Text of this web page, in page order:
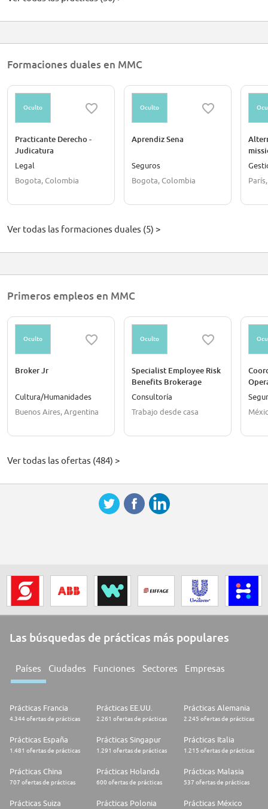
Formaciones duales en MMC
Oculto
Practicante Derecho -
Judicatura
Legal
Bogota, Colombia
Oculto
Aprendiz Sena
Seguros
Bogota, Colombia
Ver todas las formaciones duales (5) >
Primeros empleos en MMC
Oculto
Broker Jr
Cultura/Humanidades
Buenos Aires, Argentina
Oculto
Specialist Employee Risk
Benefits Brokerage
(Death/Disability) /
Risikoabsicherung
Consultoría
Trabajo desde casa
Ver todas las ofertas (484) >
Las búsquedas de prácticas más populares
Países Ciudades Funciones Sectores Empresas
Prácticas Francia
4.344 ofertas de prácticas
Prácticas EE.UU.
2.261 ofertas de prácticas
Prácticas Alemania
2.245 ofertas de prácticas
Prácticas España
1.481 ofertas de prácticas
Prácticas Singapur
1.291 ofertas de prácticas
Prácticas Italia
1.215 ofertas de prácticas
Prácticas China
707 ofertas de prácticas
Prácticas Holanda
600 ofertas de prácticas
Prácticas Malasia
537 ofertas de prácticas
Prácticas Suiza Prácticas Polonia Prácticas México